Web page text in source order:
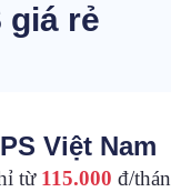
giá rẻ
Việt Nam
từ 115.000 đ/